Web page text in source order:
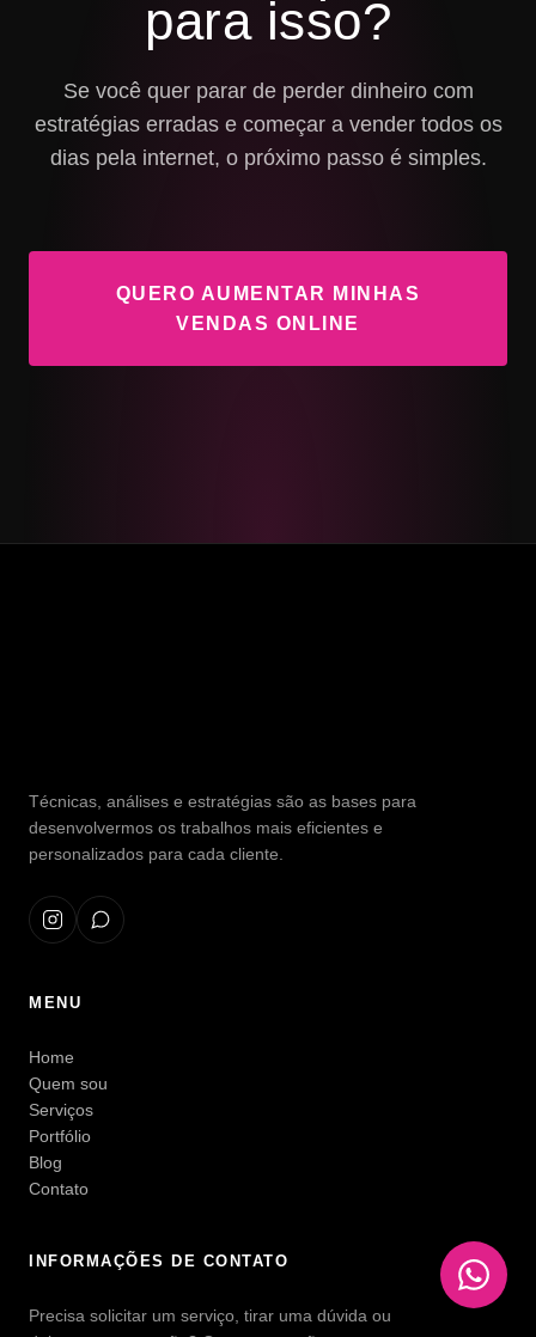
para isso?
Se você quer parar de perder dinheiro com
estratégias erradas e começar a vender todos os
dias pela internet, o próximo passo é simples.
QUERO AUMENTAR MINHAS
VENDAS ONLINE
Técnicas, análises e estratégias são as bases para
desenvolvermos os trabalhos mais eficientes e
personalizados para cada cliente.
MENU
Home
Quem sou
Serviços
Portfólio
Blog
Contato
INFORMAÇÕES DE CONTATO
Precisa solicitar um serviço, tirar uma dúvida ou